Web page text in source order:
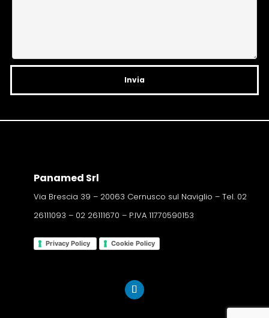
:
Panamed Srl
Via Brescia 39 – 20063 Cernusco sul Naviglio – Tel. 02
26111093 – 02 26111670 – P.IVA 11770590153
Privacy Policy Cookie Policy